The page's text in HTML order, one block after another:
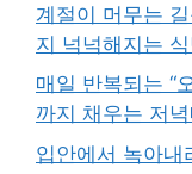
계절이 머무는
지 넉넉해지는
매일 반복되는 “
까지 채우는 저
입안에서 녹아내